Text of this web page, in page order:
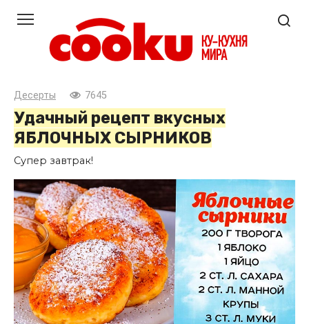
контенту
Десерты 7645
Удачный рецепт вкусных
ЯБЛОЧНЫХ СЫРНИКОВ
Супер завтрак!